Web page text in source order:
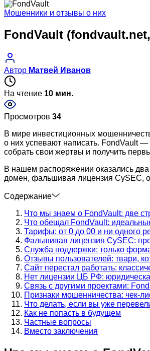
Мошенники и отзывы о них
FondVault
Автор Матвей Иванов
На чтение 10 мин.
Просмотров 34
В мире инвестиционных
о них успевают написать. FondVault —
собрать свои жертвы и получить
В нашем распоряжении оказались
домен, фальшивая лицензия CySEC,
Содержание
Что мы знаем о FondVault: две
Что обещал FondVault:
Тарифы: от 0 до 00 и ни одного
Фальшивая лицензия CySEC:
Служба поддержки: только
Отзывы пользователей: твари,
Сайт перестал работать:
Нет лицензии ЦБ РФ:
Связь с другими проектами:
Признаки мошенничества: чек-
Что делать, если вы уже
Как не попасть в будущем
Частные вопросы
Вместо заключения